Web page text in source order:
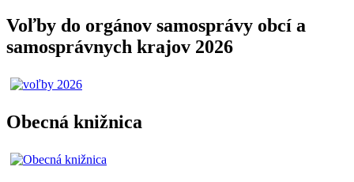
Voľby do orgánov samosprávy obcí a
samosprávnych krajov 2026
Obecná knižnica